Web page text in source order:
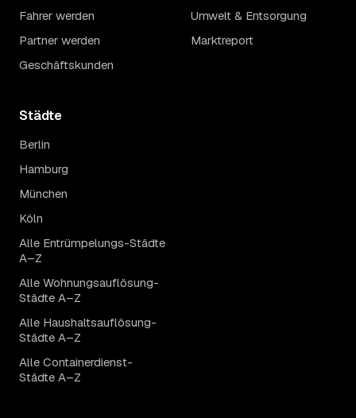
Fahrer werden
Partner werden
Geschäftskunden
Umwelt & Entsorgung
Marktreport
Städte
Berlin
Hamburg
München
Köln
Alle Entrümpelungs-Städte
A–Z
Alle Wohnungsauflösung-
Städte A–Z
Alle Haushaltsauflösung-
Städte A–Z
Alle Containerdienst-
Städte A–Z